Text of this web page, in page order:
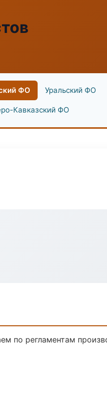
ФО Уральский ФО
Кавказский ФО
по регламентам